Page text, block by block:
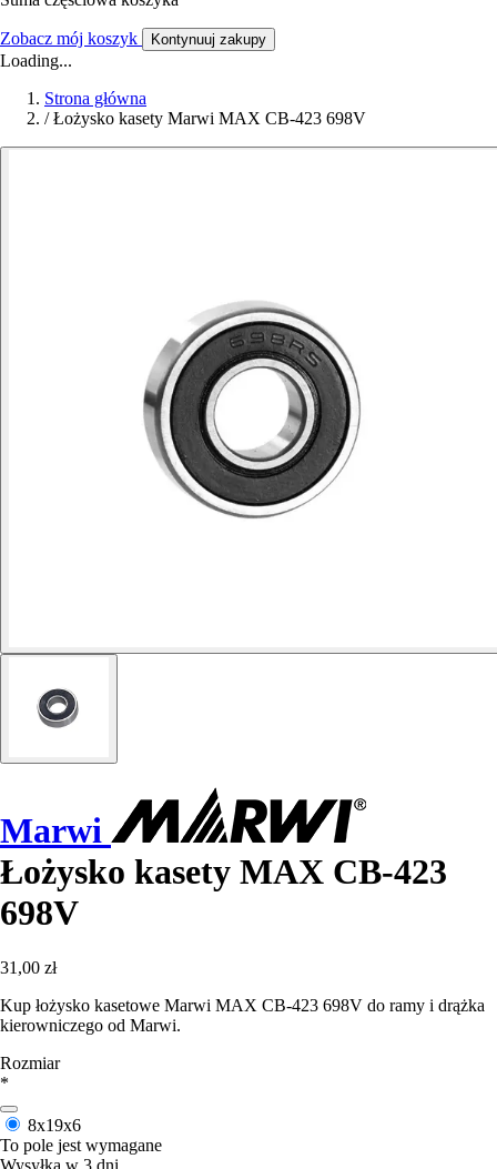
Zobacz mój koszyk Kontynuuj zakupy
Loading...
Strona główna
/ Łożysko kasety Marwi MAX CB-423 698V
Marwi
Łożysko kasety MAX CB-423
698V
31,00 zł
Kup łożysko kasetowe Marwi MAX CB-423 698V do ramy i drążka
kierowniczego od Marwi.
Rozmiar
*
8x19x6
To pole jest wymagane
Wysyłka w 3 dni